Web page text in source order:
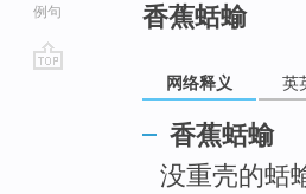
例句
香蕉蛞蝓
网络释义 英
香蕉蛞蝓
没重壳的蛞